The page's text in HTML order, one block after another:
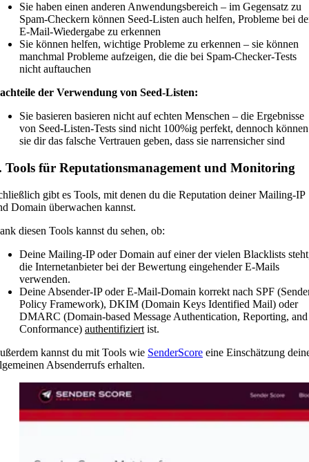
Sie haben einen anderen Anwendungsbereich – im Gegensatz zu
Spam-Checkern können Seed-Listen auch helfen, Probleme bei
E-Mail-Wiedergabe zu erkennen
Sie können helfen, wichtige Probleme zu erkennen – sie können
manchmal Probleme aufzeigen, die die bei Spam-Checker-Tests
nicht auftauchen
der Verwendung von Seed-Listen:
Sie basieren basieren nicht auf echten Menschen – die Ergebnisse
von Seed-Listen-Tests sind nicht 100%ig perfekt, dennoch können
sie dir das falsche Vertrauen geben, dass sie narrensicher sind
Tools für Reputationsmanagement und Monitoring
gibt es Tools, mit denen du die Reputation deiner Mailing-IP
Domain überwachen kannst.
diesen Tools kannst du sehen, ob:
Deine Mailing-IP oder Domain auf einer der vielen Blacklists
die Internetanbieter bei der Bewertung eingehender E-Mails
verwenden.
Deine Absender-IP oder E-Mail-Domain korrekt nach SPF
Policy Framework), DKIM (Domain Keys Identified Mail) oder
DMARC (Domain-based Message Authentication, Reporting, and
Conformance) authentifiziert ist.
kannst du mit Tools wie SenderScore eine Einschätzung
Absenderrufs erhalten.